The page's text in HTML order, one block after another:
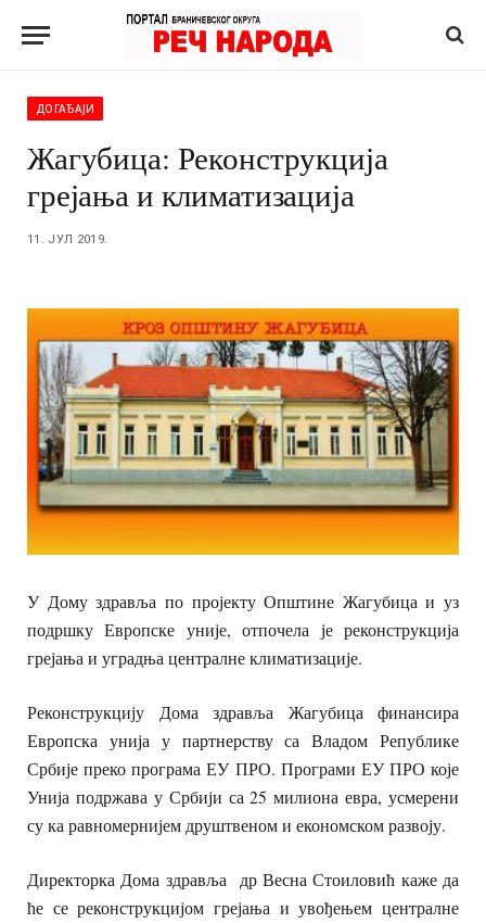
ДОГАЂАЈИ
Жагубица: Реконструкција
грејања и климатизација
11. ЈУЛ 2019.
У Дому здравља по пројекту Општине Жагубица и уз
подршку Европске уније, отпочела је реконструкција
грејања и уградња централне климатизације.
Реконструкцију Дома здравља Жагубица финансира
Европска унија у партнерству са Владом Републике
Србије преко програма ЕУ ПРО. Програми ЕУ ПРО које
Унија подржава у Србији са 25 милиона евра, усмерени
су ка равномернијем друштвеном и економском развоју.
Директорка Дома здравља др Весна Стоиловић каже да
ће се реконструкцијом грејања и увођењем централне